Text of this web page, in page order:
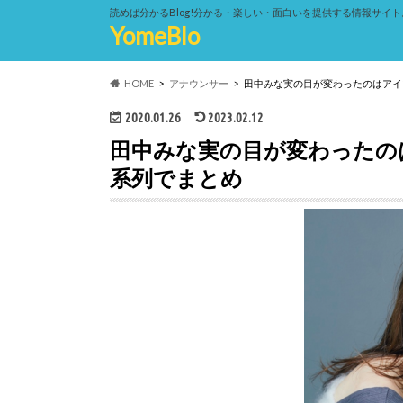
読めば分かるBlog!分かる・楽しい・面白いを提供する情報サイト
YomeBlo
HOME アナウンサー 田中みな実の目が変わったのはア
2020.01.26 2023.02.12
田中みな実の目が変わった
系列でまとめ